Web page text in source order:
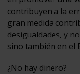
contribuyen a la
gran medida
desigualdades, y
sino también en el
¿No hay dinero?